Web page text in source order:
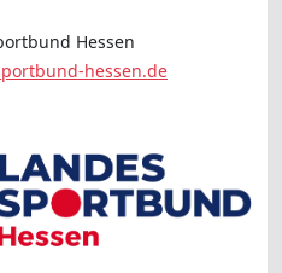
Hessen
hessen.de